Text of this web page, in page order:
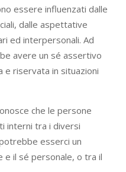
essere influenzati dalle
dalle aspettative
ed interpersonali. Ad
avere un sé assertivo
e riservata in situazioni
che le persone
interni tra i diversi
esserci un
il sé personale, o tra il